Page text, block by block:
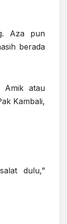
Aza pun
berada
atau
Kambali,
dulu,”